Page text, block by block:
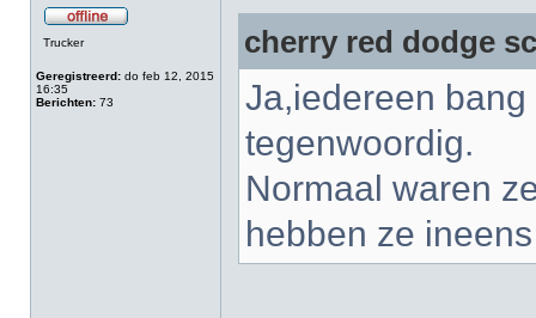
Trucker
Geregistreerd: do feb 12, 2015
16:35
Berichten: 73
cherry red dodge
Ja,iedereen
tegenwoordig.
Normaal waren
hebben ze